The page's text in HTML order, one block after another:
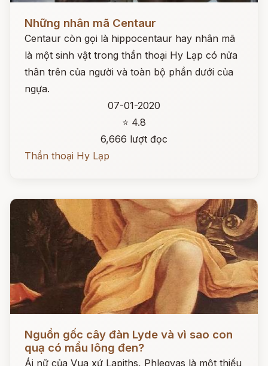
Những nhân mã Centaur
Centaur còn gọi là hippocentaur hay nhân mã
là một sinh vật trong thần thoại Hy Lạp có nửa
thân trên của người và toàn bộ phần dưới của
ngựa.
07-01-2020
⭐ 4.8
6,666 lượt đọc
Thần thoại Hy Lạp
Đọc ngay
Nguồn gốc cây đàn Lyde và vì sao con
quạ có mầu lông đen?
Ái nữ của Vua xứ Lapiths, Phlegyas là một thiếu